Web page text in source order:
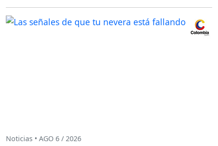
Noticias • AGO 6 / 2026